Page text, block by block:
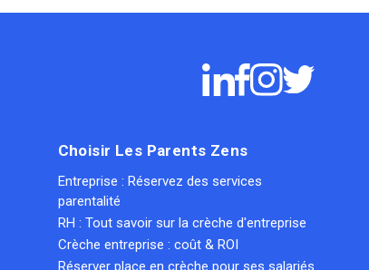
Choisir Les Parents Zens
Entreprise : Réservez des services
parentalité
RH : Tout savoir sur la crèche d'entreprise
Crèche entreprise : coût & ROI
Réserver place en crèche pour ses salariés